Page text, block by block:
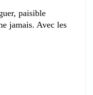
paisible
jamais. Avec les